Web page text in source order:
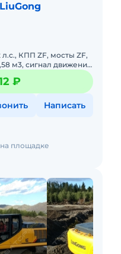
л.с., КПП ZF, мосты ZF,
м3, сигнал движения,
кондиционер,
₽
Написать
на площадке